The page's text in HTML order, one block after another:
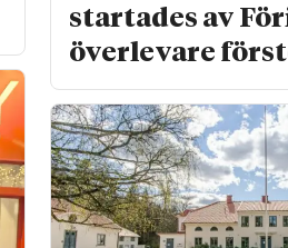
startades av
överlevare